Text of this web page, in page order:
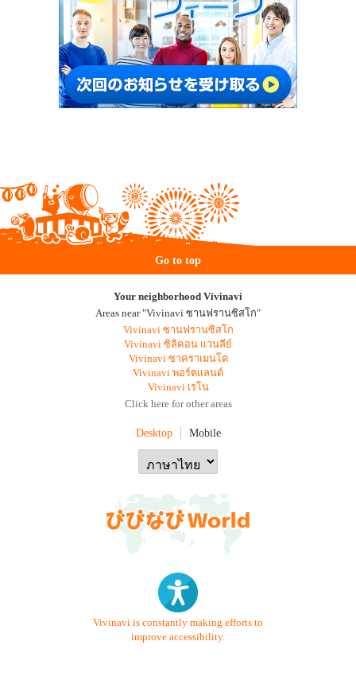
Go to top
Your neighborhood Vivinavi
Areas near "Vivinavi ซานฟรานซิสโก"
Vivinavi ซานฟรานซิสโก
Vivinavi ซิลิคอน แวนลีย์
Vivinavi ซาคราเมนโต
Vivinavi พอร์ตแลนด์
Vivinavi เรโน
Click here for other areas
Desktop Mobile
Vivinavi is constantly making efforts to
improve accessibility.